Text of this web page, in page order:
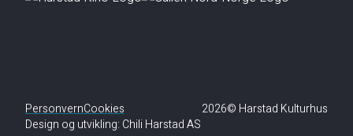
PersonvernCookies
2026© Harstad Kulturhus
Design og utvikling: Chili Harstad AS